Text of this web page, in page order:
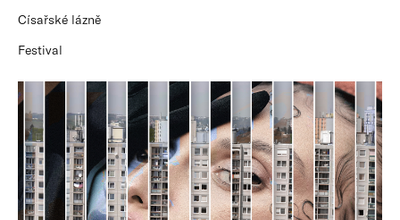
Císařské lázně
Festival